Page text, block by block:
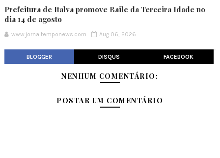
Prefeitura de Italva promove Baile da Terceira Idade no
dia 14 de agosto
www.jornaltemponews.com Aug 06, 2026
BLOGGER DISQUS FACEBOOK
NENHUM COMENTÁRIO:
POSTAR UM COMENTÁRIO